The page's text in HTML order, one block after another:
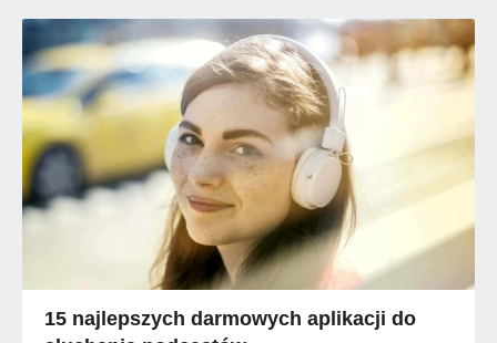
15 najlepszych darmowych aplikacji do